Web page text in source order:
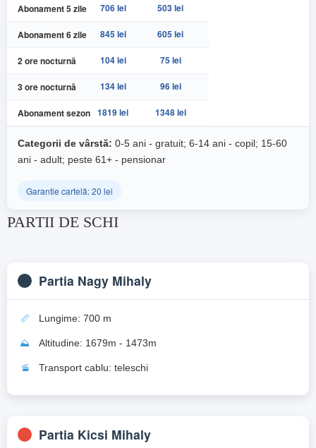
Abonament 5 zile 706 lei 503 lei
Abonament 6 zile 845 lei 605 lei
2 ore nocturnă 104 lei 75 lei
3 ore nocturnă 134 lei 96 lei
Abonament sezon 1819 lei 1348 lei
Categorii de vârstă: 0-5 ani - gratuit; 6-14 ani - copil; 15-60
ani - adult; peste 61+ - pensionar
Garantie cartelă: 20 lei
PARTII DE SCHI
Partia Nagy Mihaly
📏 Lungime: 700 m
⛰️ Altitudine: 1679m - 1473m
🚡 Transport cablu: teleschi
Partia Kicsi Mihaly